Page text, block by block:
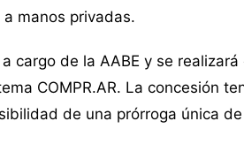
manos privadas.
cargo de la AABE y se
COMPR.AR. La concesión
de una prórroga única